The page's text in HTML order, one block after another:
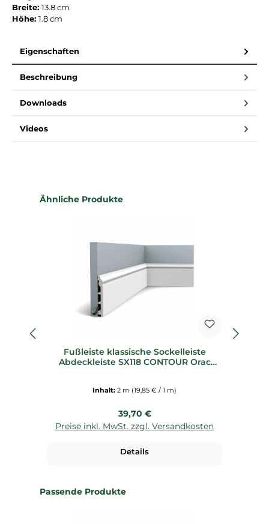
Breite: 13.8 cm
Höhe: 1.8 cm
Eigenschaften
Beschreibung
Downloads
Videos
Produktgalerie überspringen
Ähnliche Produkte
Fußleiste klassische Sockelleiste
Abdeckleiste SX118 CONTOUR Orac
Inhalt: 2 m (19,85 € / 1 m)
Regulärer Preis:
39,70 €
Preise inkl. MwSt. zzgl. Versandkosten
Details
Produktgalerie überspringen
Passende Produkte